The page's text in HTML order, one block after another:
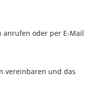
anrufen oder per E-Mail
vereinbaren und das